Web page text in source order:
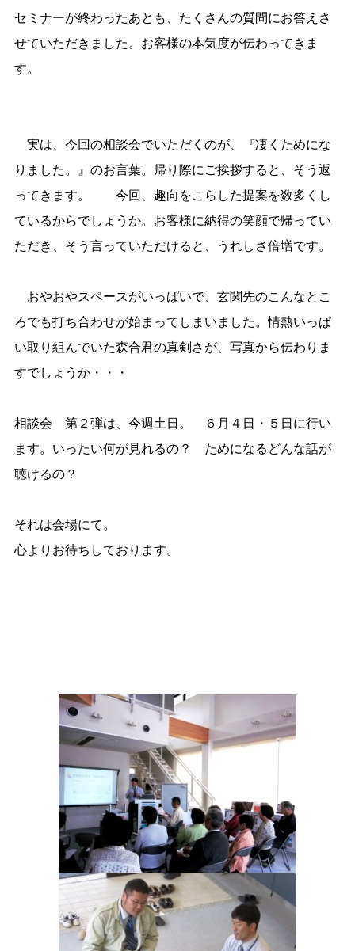
セミナーが終わったあとも、たくさんの質問にお答えさ
せていただきました。お客様の本気度が伝わってきま
す。
実は、今回の相談会でいただくのが、『凄くためにな
りました。』のお言葉。帰り際にご挨拶すると、そう返
ってきます。 今回、趣向をこらした提案を数多くし
ているからでしょうか。お客様に納得の笑顔で帰ってい
ただき、そう言っていただけると、うれしさ倍増です。
おやおやスペースがいっぱいで、玄関先のこんなとこ
ろでも打ち合わせが始まってしまいました。情熱いっぱ
い取り組んでいた森合君の真剣さが、写真から伝わりま
すでしょうか・・・
相談会 第２弾は、今週土日。 ６月４日・５日に行い
ます。いったい何が見れるの？ ためになるどんな話が
聴けるの？
それは会場にて。
心よりお待ちしております。